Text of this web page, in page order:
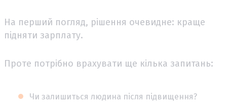
На перший погляд, рішення очевидне: краще
підняти зарплату.
Проте потрібно врахувати ще кілька запитань:
Чи залишиться людина після підвищення?